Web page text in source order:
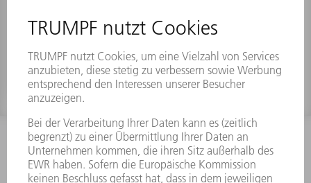
Materialnummer: 1301411
INFORMATION
Häufig gestellte Fragen